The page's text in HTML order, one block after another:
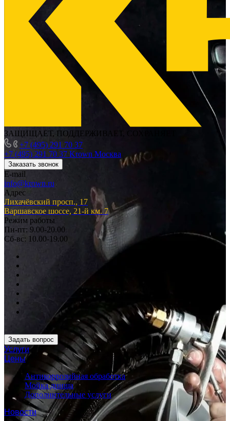
ЗАЩИЩАЕТ, ПОДДЕРЖИВАЕТ, СОХРАНЯЕТ
+7 (495) 291 70 37
+7 (495) 291 70 37 Krown Москва
Заказать звонок
E-mail
info@krown.ru
Адрес
Лихачёвский просп., 17
Варшавское шоссе, 21-й км. 7
Режим работы
Пн-пт: 9.00-20.00
Сб-вс: 10.00-19.00
Задать вопрос
Услуги
Цены
Антикоррозийная обработка
Мойка днища
Дополнительные услуги
Новости